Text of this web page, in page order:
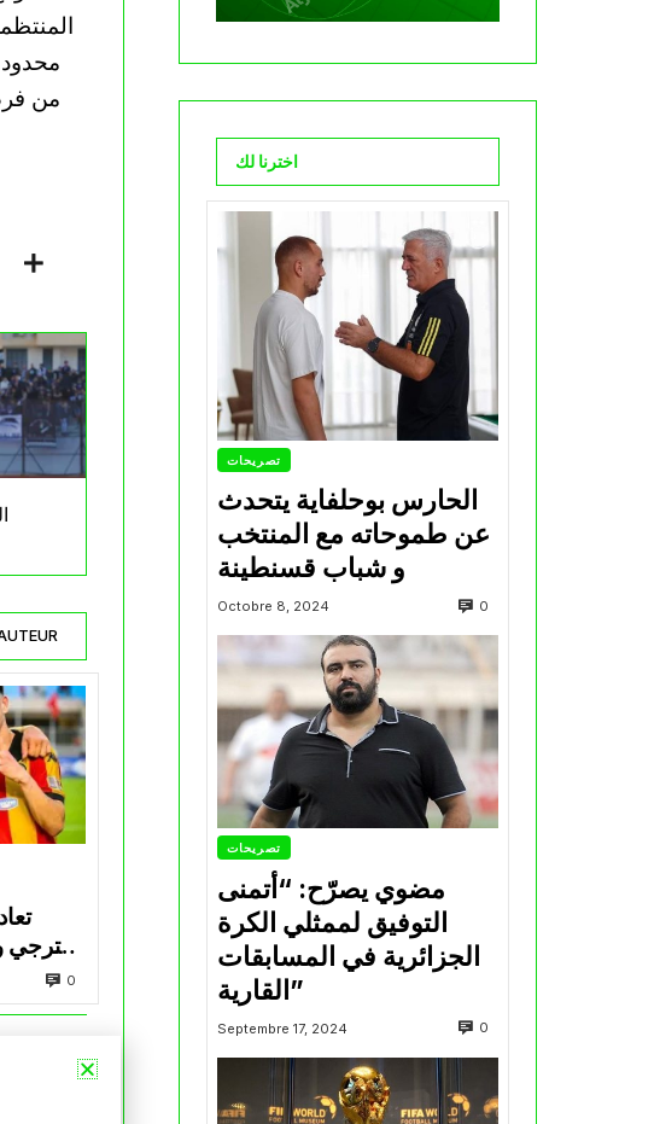
من
يهدر0
اخترنا لك
تصريحات
الحارس بوحلفاية يتحدث
عن طموحاته مع المنتخب
و شباب قسنطينة
Octobre 8, 2024 0
تصريحات
مضوي يصرّح: “أتمنى
التوفيق لممثلي الكرة
الجزائرية في المسابقات
القارية”
Septembre 17, 2024 0